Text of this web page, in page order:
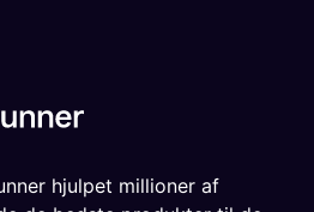
hjulpet millioner af